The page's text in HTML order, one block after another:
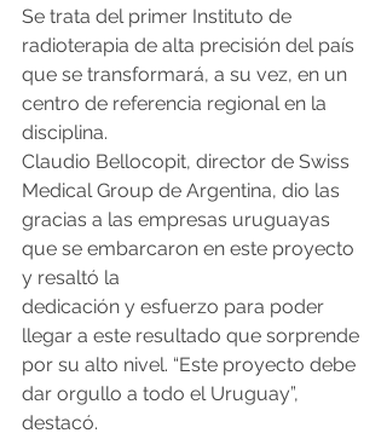
Se trata del primer Instituto de
radioterapia de alta precisión del país
que se transformará, a su vez, en un
centro de referencia regional en la
disciplina.
Claudio Bellocopit, director de Swiss
Medical Group de Argentina, dio las
gracias a las empresas uruguayas
que se embarcaron en este proyecto
y resaltó la
dedicación y esfuerzo para poder
llegar a este resultado que sorprende
por su alto nivel. “Este proyecto debe
dar orgullo a todo el Uruguay”,
destacó.